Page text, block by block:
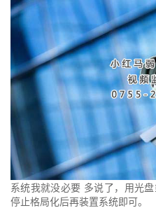
系统我就没必要 多说了，用光
停止格局化后再装置系统即可。